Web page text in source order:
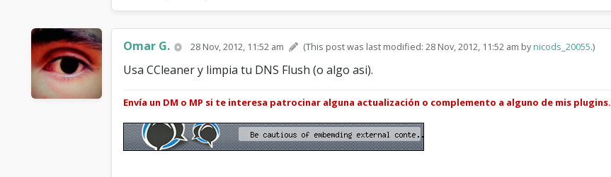
Omar G. 28 Nov, 2012, 11:52 am (This post was last modified: 28 Nov, 2012, 11:52 am bynicods_20055.)
Usa CCleaner y limpia tu DNS Flush (o algo asi).
Envía un DM o MP si te interesa patrocinar alguna actualización o complemento a alguno de mis plugins.